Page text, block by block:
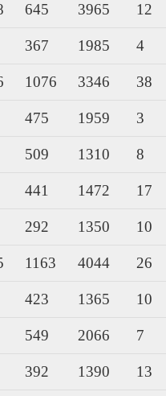
645 3965 12
367 1985 4
1076 3346 38
475 1959 3
509 1310 8
441 1472 17
292 1350 10
1163 4044 26
423 1365 10
549 2066 7
392 1390 13